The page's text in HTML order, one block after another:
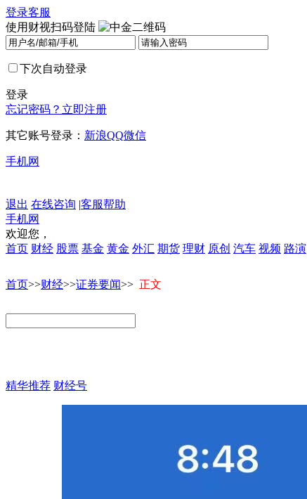
登录客服
使用财视扫码登陆
下次自动登录
登录
忘记密码？ 立即注册
其它账号登录： 新浪QQ微信
手机网
退出 在线咨询 |客服帮助
手机网
欢迎您，
首页 财经 股票 基金 黄金 外汇 期货 理财 原创 汽车 视频 路演
首页>>财经>>证券要闻>> 正文
精华推荐 财经号